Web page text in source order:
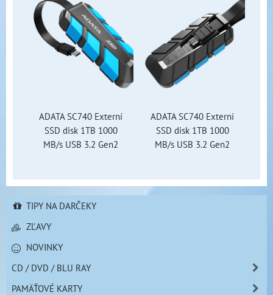
ADATA SC740 Externí
SSD disk 1TB 1000
MB/s USB 3.2 Gen2
ADATA SC740 Externí
SSD disk 1TB 1000
MB/s USB 3.2 Gen2
TIPY NA DARČEKY
ZĽAVY
NOVINKY
CD / DVD / BLU RAY
PAMÄŤOVÉ KARTY